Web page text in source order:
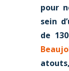
pour
sein
de